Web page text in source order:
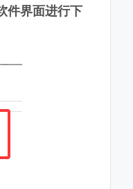
件界面进行下